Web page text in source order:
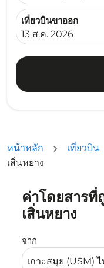
เที่ยวบินขาออก
fc-booking-
13 ส.ค. 2026
หน้าหลัก เที่ยวบิน
เสิ่นหยาง
ค่าโดยสารที่
เสิ่นหยาง
จาก
ลองอัปเดตเส้นทา